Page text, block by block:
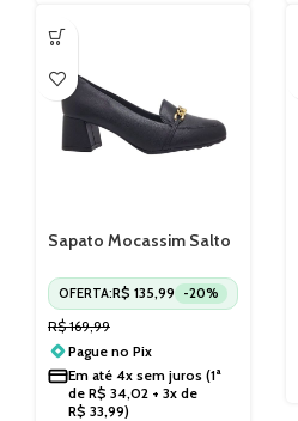
Sapato Mocassim Salto
7373107
OFERTA:R$ 135,99 -20%
R$169,99
Pague no Pix
Em até 4x sem juros (1ª
de R$ 34,02 + 3x de
R$ 33,99)